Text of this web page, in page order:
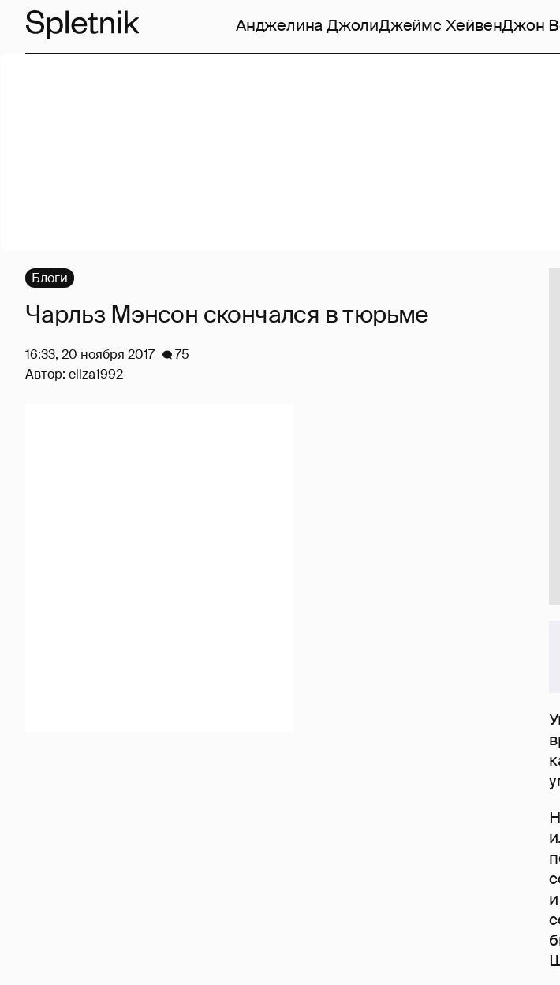
Анджелина ДжолиДжеймс ХейвенДжон
Блоги
Чарльз Мэнсон скончался в тюрьме
16:33, 20 ноября 2017
75
Автор: eliza1992